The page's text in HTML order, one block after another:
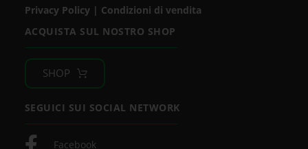
Privacy Policy| Condizioni di vendita
ACQUISTA SUL NOSTRO SHOP
SHOP
SEGUICI SUI SOCIAL NETWORK
Facebook